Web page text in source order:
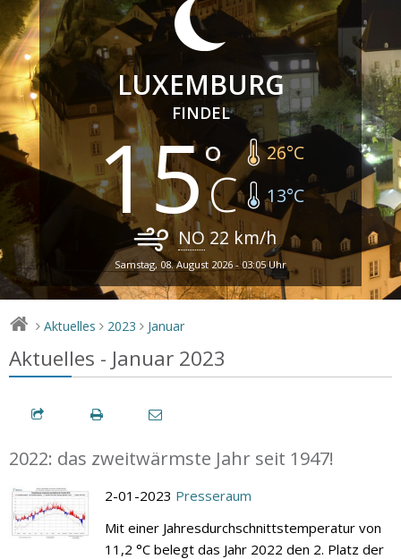
LUXEMBURG
FINDEL
15 26°C
13°C
NO 22 km/h
Samstag, 08. August 2026 - 03:05 Uhr
> Aktuelles > 2023 > Januar
Aktuelles - Januar 2023
2022: das zweitwärmste Jahr seit 1947!
2-01-2023 Presseraum
Mit einer Jahresdurchschnittstemperatur von
11,2 °C belegt das Jahr 2022 den 2. Platz der